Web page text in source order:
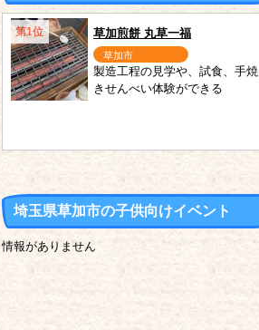
第1位 草加煎餅 丸草一福
草加市
製造工程の見学や、試食、手焼
きせんべい体験ができる
埼玉県草加市の子供向けイベント
情報がありません